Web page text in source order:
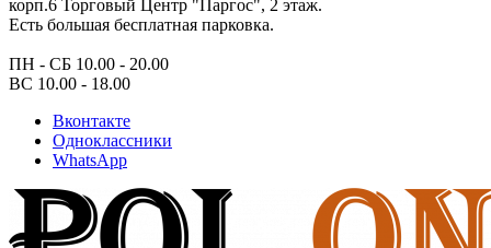
корп.6 Торговый Центр "Паргос", 2 этаж.
Есть большая бесплатная парковка.
ПН - СБ 10.00 - 20.00
ВС 10.00 - 18.00
Вконтакте
Одноклассники
WhatsApp